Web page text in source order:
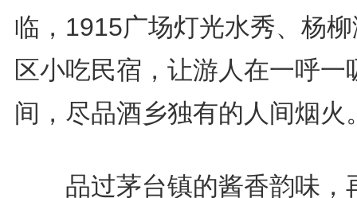
临，1915广场灯光水秀、杨
区小吃民宿，让游人在一呼一
间，尽品酒乡独有的人间烟火
品过茅台镇的酱香韵味，